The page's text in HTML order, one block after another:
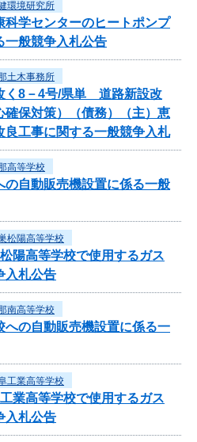
環境研究所
科学センターのヒートポンプ
一般競争入札公告
土木事務所
く8－4号/県単 道路新設改
確保対策）（債務）（主）恵
工事に関する一般競争入札
高等学校
の自動販売機設置に係る一般
松陽高等学校
陽高等学校で使用するガス
入札公告
南高等学校
への自動販売機設置に係る一
工業高等学校
業高等学校で使用するガス
入札公告